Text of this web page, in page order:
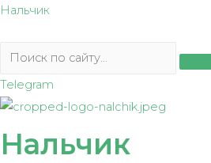
Перейти
содержимому
Нальчик
Telegram
Нальчик